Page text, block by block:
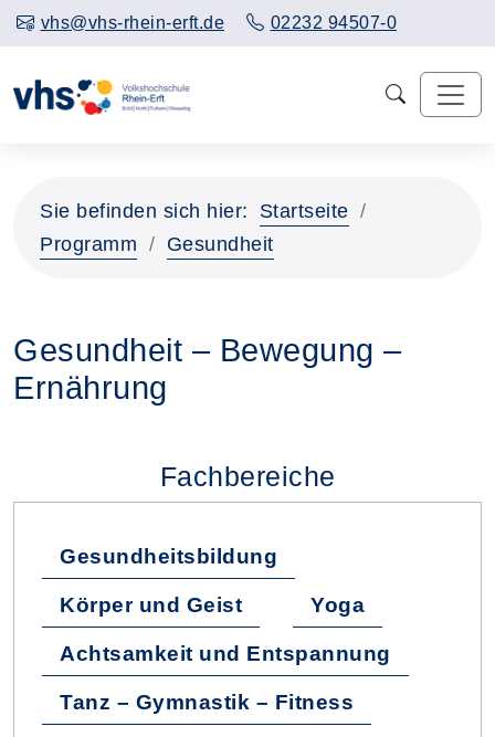
vhs@vhs-rhein-erft.de 02232 94507-0
Sie befinden sich hier:
Startseite
Programm
Gesundheit
Gesundheit – Bewegung –
Ernährung
Fachbereiche
Gesundheitsbildung
Körper und Geist Yoga
Achtsamkeit und Entspannung
Tanz – Gymnastik – Fitness